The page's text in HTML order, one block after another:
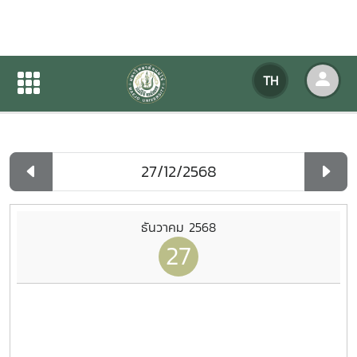
TH
ปฏิทินกิจกรรมของหน่วยงาน
ปฏิทินกิจกรรมของหน่วยงาน
ธันวาคม 2568
27